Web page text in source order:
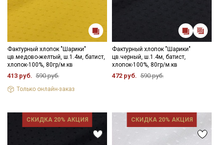
Фактурный хлопок "Шарики"
цв.медово-желтый, ш.1.4м, батист,
хлопок-100%, 80гр/м.кв
413 руб. 590 руб.
Только онлайн-заказ
Фактурный хлопок "Шарики"
цв.черный, ш.1.4м, батист,
хлопок-100%, 80гр/м.кв
472 руб. 590 руб.
СКИДКА 20% АКЦИЯ СКИДКА 20% АКЦИЯ